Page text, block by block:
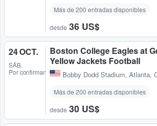
Más de 200 entradas disponibles
desde 36 US$
24 OCT.
SÁB.
Por confirmar
Boston College Eagles at
Yellow Jackets Football
Bobby Dodd Stadium, Atlanta,
Más de 200 entradas disponibles
desde 30 US$